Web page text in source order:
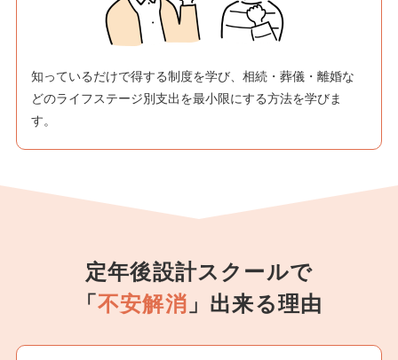
知っているだけで得する制度を学び、相続・葬儀・離婚な
どのライフステージ別支出を最小限にする方法を学びま
す。
定年後設計スクールで
「不安解消 」出来る理由